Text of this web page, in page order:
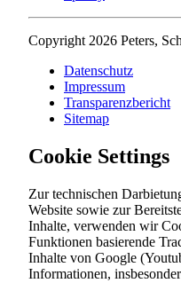
Copyright 2026 Peters,
Datenschutz
Impressum
Transparenzbericht
Sitemap
Cookie Settings
Zur technischen
Website sowie zur
Inhalte, verwenden wir
Funktionen basierende
Inhalte von Google
Informationen,